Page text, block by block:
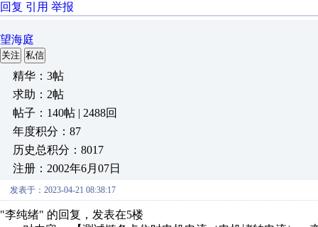
回复 引用 举报
望海庭
关注 私信
精华：3帖
求助：2帖
帖子：140帖 | 2488回
年度积分：87
历史总积分：8017
注册：2002年6月07日
发表于：2023-04-21 08:38:17
"李纯绪" 的回复，发表在5楼